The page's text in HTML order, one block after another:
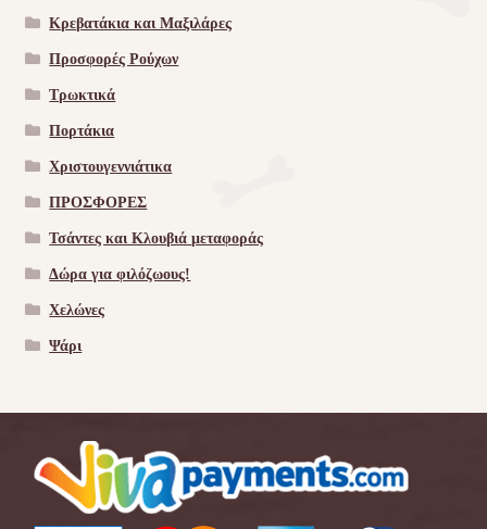
Κρεβατάκια και Μαξιλάρες
Προσφορές Ρούχων
Τρωκτικά
Πορτάκια
Χριστουγεννιάτικα
ΠΡΟΣΦΟΡΕΣ
Τσάντες και Κλουβιά μεταφοράς
Δώρα για φιλόζωους!
Χελώνες
Ψάρι